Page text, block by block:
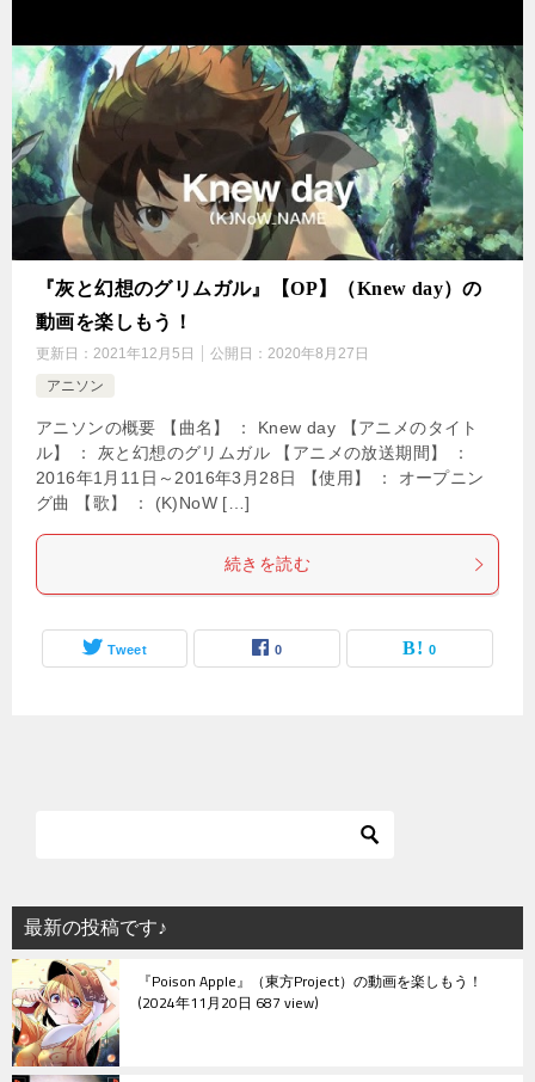
『灰と幻想のグリムガル』【OP】（Knew day）の
動画を楽しもう！
更新日： 2021年12月5日 公開日： 2020年8月27日
アニソン
アニソンの概要 【曲名】 ： Knew day 【アニメのタイト
ル】 ： 灰と幻想のグリムガル 【アニメの放送期間】 ：
2016年1月11日～2016年3月28日 【使用】 ： オープニン
グ曲 【歌】 ： (K)NoW […]
続きを読む
Tweet 0 0
最新の投稿です♪
『Poison Apple』（東方Project）の動画を楽しもう！
2024年11月20日 687 view